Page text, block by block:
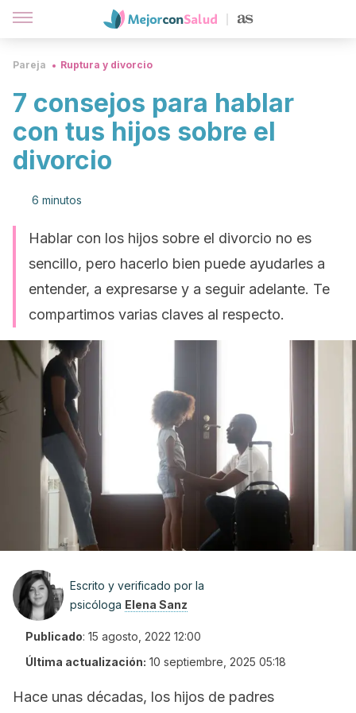
Pareja Ruptura y divorcio
7 consejos para hablar
con tus hijos sobre el
divorcio
6 minutos
Hablar con los hijos sobre el divorcio no es
sencillo, pero hacerlo bien puede ayudarles a
entender, a expresarse y a seguir adelante. Te
compartimos varias claves al respecto.
Escrito y verificado por la
psicóloga Elena Sanz
Publicado: 15 agosto, 2022 12:00
Última actualización: 10 septiembre, 2025 05:18
Hace unas décadas, los hijos de padres